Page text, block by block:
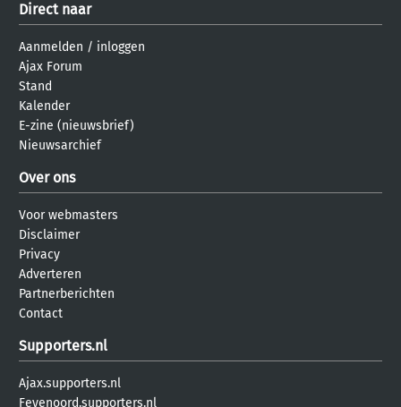
Direct naar
Aanmelden / inloggen
Ajax Forum
Stand
Kalender
E-zine (nieuwsbrief)
Nieuwsarchief
Over ons
Voor webmasters
Disclaimer
Privacy
Adverteren
Partnerberichten
Contact
Supporters.nl
Ajax.supporters.nl
Feyenoord.supporters.nl